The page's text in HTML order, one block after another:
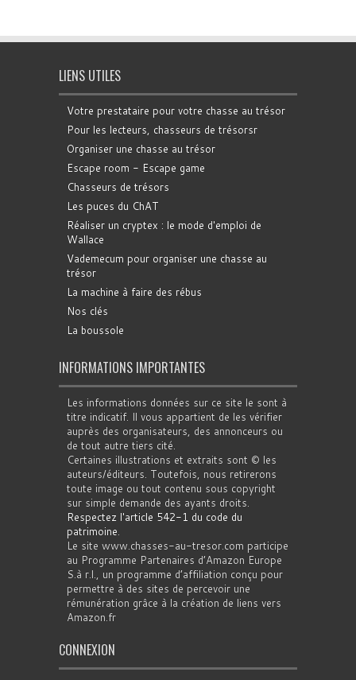
LIENS UTILES
Votre prestataire pour votre chasse au trésor
Pour les lecteurs, chasseurs de trésorsr
Organiser une chasse au trésor
Escape room - Escape game
Chasseurs de trésors
Les puces du ChAT
Réaliser un cryptex : le mode d'emploi de
Wallace
Vademecum pour organiser une chasse au
trésor
La machine à faire des rébus
Nos clés
La boussole
INFORMATIONS IMPORTANTES
Les informations données sur ce site le sont à
titre indicatif. Il vous appartient de les vérifier
auprès des organisateurs, des annonceurs ou
de tout autre tiers cité.
Certaines illustrations et extraits sont © les
auteurs/éditeurs. Toutefois, nous retirerons
toute image ou tout contenu sous copyright
sur simple demande des ayants droits.
Respectez l'article 542-1 du code du
patrimoine.
Le site www.chasses-au-tresor.com participe
au Programme Partenaires d’Amazon Europe
S.à r.l., un programme d’affiliation conçu pour
permettre à des sites de percevoir une
rémunération grâce à la création de liens vers
Amazon.fr
CONNEXION